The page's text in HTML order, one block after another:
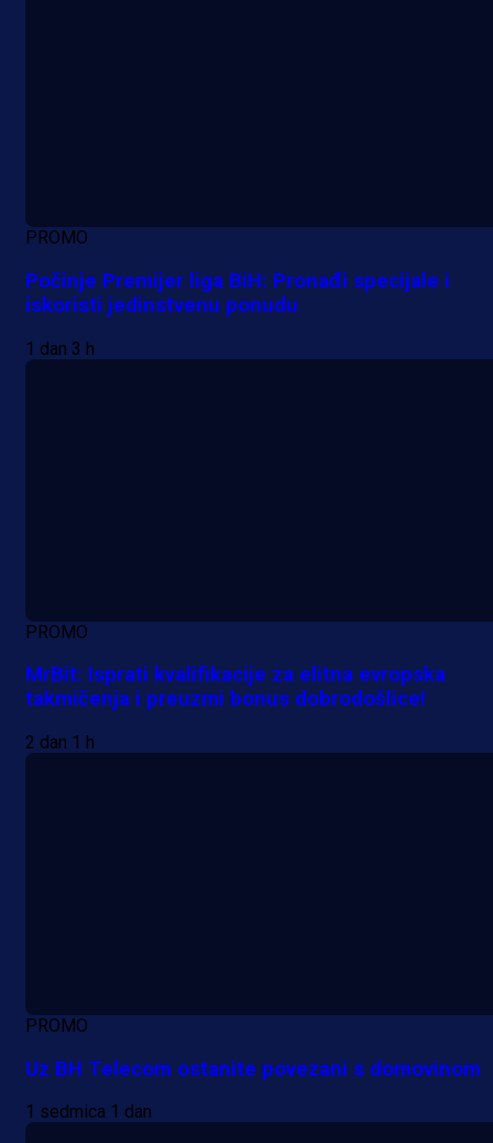
PROMO
Počinje Premijer liga BiH: Pronađi specijale i
iskoristi jedinstvenu ponudu
1 dan 3 h
PROMO
MrBit: Isprati kvalifikacije za elitna evropska
takmičenja i preuzmi bonus dobrodošlice!
2 dan 1 h
PROMO
Uz BH Telecom ostanite povezani s domovinom
1 sedmica 1 dan